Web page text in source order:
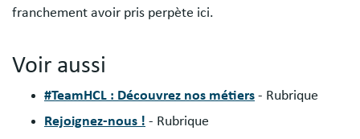
franchement avoir pris perpète ici.
Voir aussi
#TeamHCL : Découvrez nos métiers - Rubrique
Rejoignez-nous ! - Rubrique